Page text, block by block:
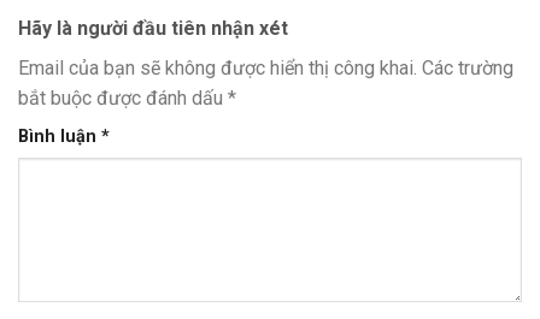
Hãy là người đầu tiên nhận xét
Email của bạn sẽ không được hiển thị công khai. Các trường
bắt buộc được đánh dấu *
Bình luận *